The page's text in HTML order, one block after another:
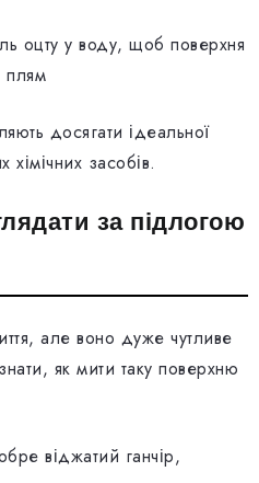
оцту у воду, щоб поверхня
плям
досягати ідеальної
хімічних засобів.
за підлогою
але воно дуже чутливе
як мити таку поверхню
віджатий ганчір,